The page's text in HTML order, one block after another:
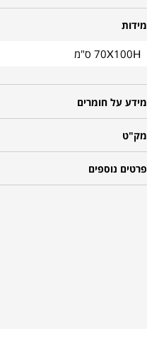
מידות
70X100H ס"מ
מידע על חומרים
מק"ט
פרטים נוספים